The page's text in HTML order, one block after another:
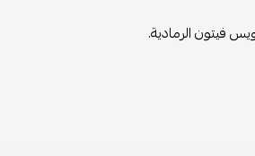
فيتون الرمادية.